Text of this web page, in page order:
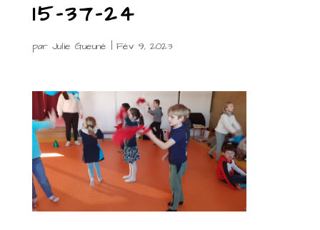
15-37-24
par Julie Gueuné | Fév 9, 2023